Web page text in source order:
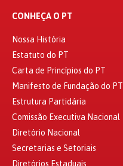
CONHEÇA O PT
Nossa História
Estatuto do PT
Carta de Princípios do PT
Manifesto de Fundação do PT
Estrutura Partidária
Comissão Executiva Nacional
Diretório Nacional
Secretarias e Setoriais
Diretórios Estaduais